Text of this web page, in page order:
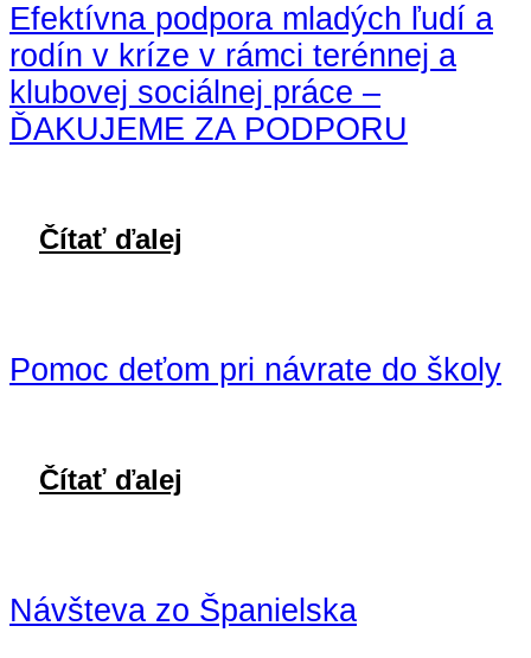
Efektívna podpora mladých ľudí a
rodín v kríze v rámci terénnej a
klubovej sociálnej práce –
ĎAKUJEME ZA PODPORU
Čítať ďalej
Pomoc deťom pri návrate do školy
Čítať ďalej
Návšteva zo Španielska